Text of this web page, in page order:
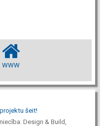
WWW
šeit!
Design & Build,